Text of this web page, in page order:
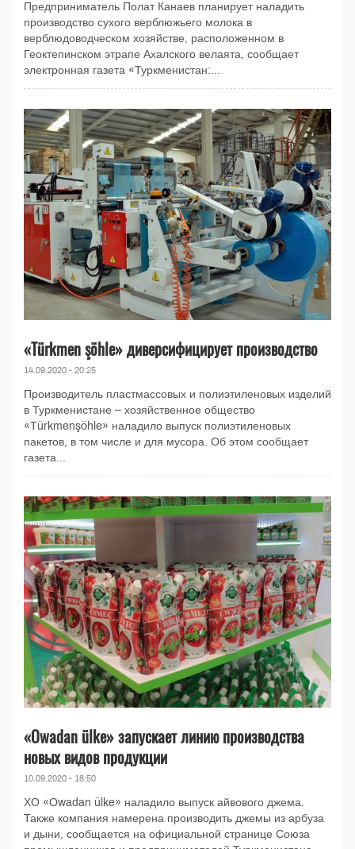
Предприниматель Полат Канаев планирует наладить
производство сухого верблюжьего молока в
верблюдоводческом хозяйстве, расположенном в
Геоктепинском этрапе Ахалского велаята, сообщает
электронная газета «Туркменистан:...
«Türkmen şöhle» диверсифицирует производство
14.09.2020 - 20:25
Производитель пластмассовых и полиэтиленовых изделий
в Туркменистане – хозяйственное общество
«Türkmenşöhle» наладило выпуск полиэтиленовых
пакетов, в том числе и для мусора. Об этом сообщает
газета...
«Owadan ülke» запускает линию производства
новых видов продукции
10.09.2020 - 18:50
ХО «Owadan ülke» наладило выпуск айвового джема.
Также компания намерена производить джемы из арбуза
и дыни, сообщается на официальной странице Союза